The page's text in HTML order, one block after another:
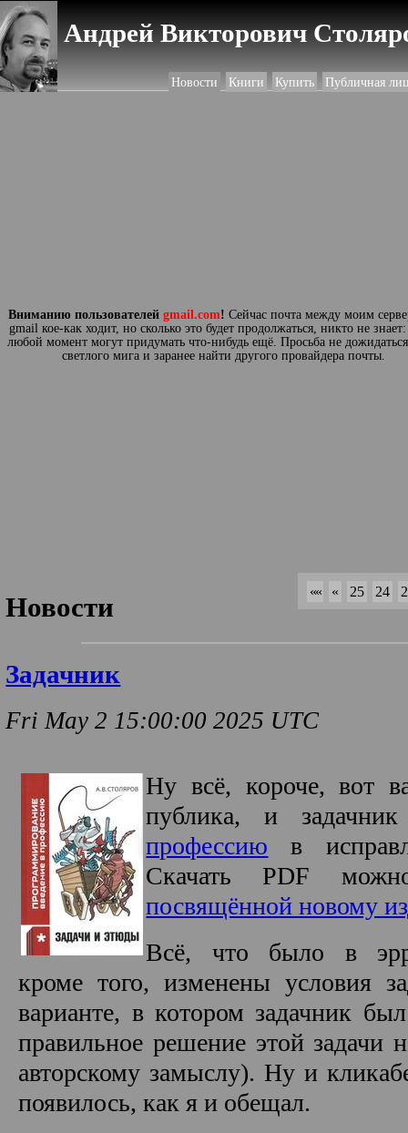
Андрей Викторович
Новости Книги Купить Публичная
Вниманию пользователей gmail.com! Сейчас почта между моим
gmail кое-как ходит, но сколько это будет продолжаться, никто не
любой момент могут придумать что-нибудь ещё. Просьба не дожидаться
светлого мига и заранее найти другого провайдера почты.
«« « 25 24
Новости
Задачник
Fri May 2 15:00:00 2025 UTC
Ну всё, короче, вот
публика, и
профессию в
Скачать PDF
посвящённой новому
Всё, что было в
кроме того, изменены условия
варианте, в котором задачник
правильное решение этой задачи
авторскому замыслу). Ну и
появилось, как я и обещал.